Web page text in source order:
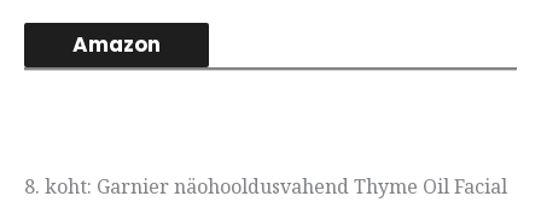
Amazon
8. koht: Garnier näohooldusvahend Thyme Oil Facial